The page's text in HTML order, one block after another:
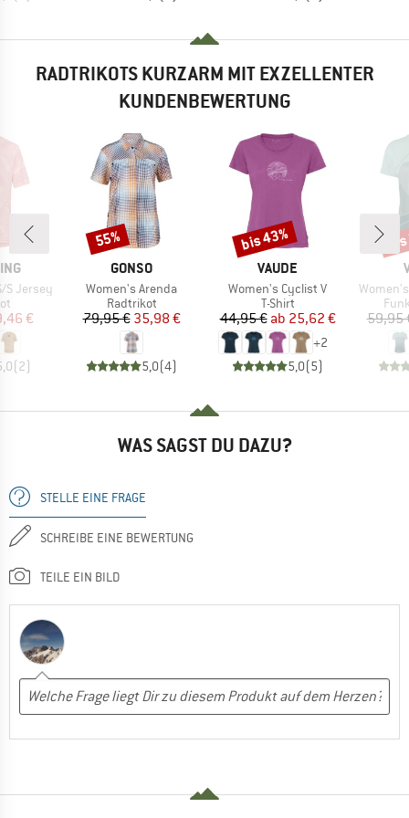
RADTRIKOTS KURZARM MIT EXZELLENTER
KUNDENBEWERTUNG
S Jersey
Preis
€
(2)
MARKE
GONSO
Artikel
Women's Arenda
Produktgruppe
Radtrikot
Preis
79,95 €reduzierter Preis
35,98 €
5,0(4)
Rabatt
55%
MARKE
VAUDE
Artikel
Women's Cyclist V
Produktgruppe
T-Shirt
Preis
44,95 € reduzierter Preis
ab 25,62 €
+2
5,0(5)
Rabatt
bis 43%
Artikel
59,95
WAS SAGST DU DAZU?
STELLE EINE FRAGE
SCHREIBE EINE BEWERTUNG
TEILE EIN BILD